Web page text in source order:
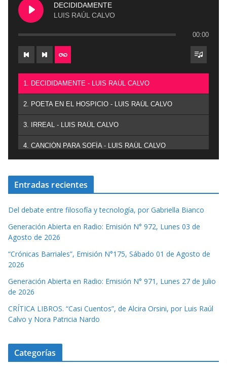
DECIDIDAMENTE
LUIS RAÚL CALVO
00:00
1. DECIDIDAMENTE - LUIS RAÚL CALVO
2. POETA EN EL HOSPICIO - LUIS RAÚL CALVO
3. IRREAL - LUIS RAÚL CALVO
4. CANCIÓN PARA SOFÍA - LUIS RAÚL CALVO
Entradas recientes
Del debate entre filosofía y tecnología, por Gabriella Bianco
Generación Abierta en Radio: Emisión N° 972, Lunes 03 de
Agosto de 2026
“Crónicas Barriales”, Emisión N°175, Sábado 01 de Agosto de
2026
Generación Abierta en Radio: Emisión N° 971, Lunes 27 de Julio
de 2026
CRÍTICA LIBROS. “Casi Cuentos”, de Alcira Orsini, por Luis Raúl
Calvo y Nora Patricia Nardo
Categorías